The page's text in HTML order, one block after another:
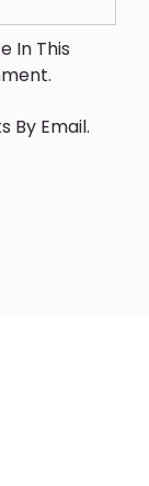
In This
By Email.